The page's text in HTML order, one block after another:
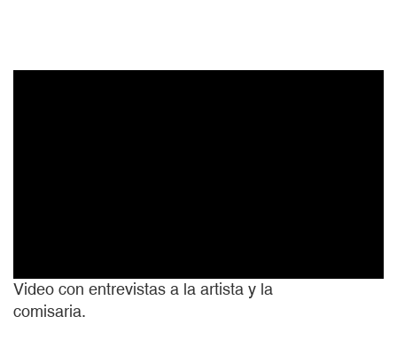
Video con entrevistas a la artista y la
comisaria.